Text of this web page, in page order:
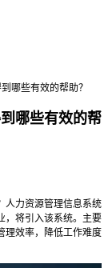
哪些有效的帮助？
哪些有效的帮
人力资源管理信息系统
，将引入该系统。主要
理效率，降低工作难度